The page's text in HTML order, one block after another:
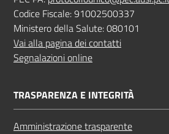
Codice Fiscale: 91002500337
Ministero della Salute: 080101
Vai alla pagina dei contatti
Segnalazioni online
TRASPARENZA E INTEGRITÀ
Amministrazione trasparente